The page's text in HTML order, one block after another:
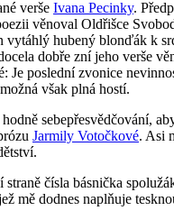
verše Ivana Pecinky.
věnoval Oldřišce
vytáhlý hubený blonďák k
dobře zní jeho verše
Je poslední zvonice
však plná hostí.
sebepřesvědčování,
Jarmily Votočkové. Asi
straně čísla básnička
mě dodnes naplňuje